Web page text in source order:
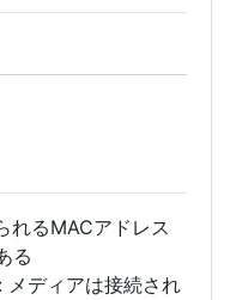
れるMACアドレス
る
メディアは接続され